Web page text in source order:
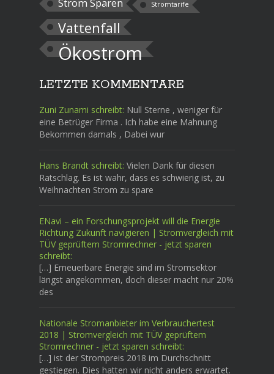
Stromtarife
Vattenfall
Ökostrom
LETZTE KOMMENTARE
Zuni Zunami schreibt: Null Sterne , weniger für
eine Betrüger Firma . Ich habe eine Mahnung
Bekommen damals , Dabei wur
Hans Brandt schreibt: Vielen Dank für diesen
Ratschlag. Es ist wahr, dass es schwierig ist, zu
Weihnachten Strom zu spare
ENavi – ein Forschungsprojekt will die Energie
Richtung Zukunft navigieren | Stromvergleich mit
TÜV geprüftem Stromrechner - jetzt sparen
schreibt:
[…] Erneuerbare Energie sind im Stromsektor
längst angekommen, doch dieser macht nur 20%
des
Nationale Stromanbieter im Verbrauchertest
2018 | Stromvergleich mit TÜV geprüftem
Stromrechner - jetzt sparen schreibt:
[…] ist der Strompreis 2018 im Durchschnitt
gestiegen. Dies hatten wir nicht anders erwartet.